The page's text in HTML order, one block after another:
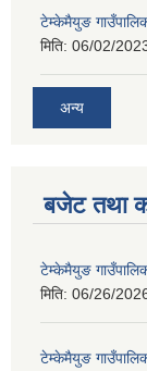
टेम्केमैयुङ
मिति: 06/02/
अन्य
बजेट तथा
टेम्केमैयुङ
मिति: 06/26/
टेम्केमैयुङ